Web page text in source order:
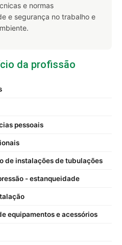
e normas
e segurança no trabalho e
da profissão
pessoais
de instalações de tubulações
- estanqueidade
equipamentos e acessórios